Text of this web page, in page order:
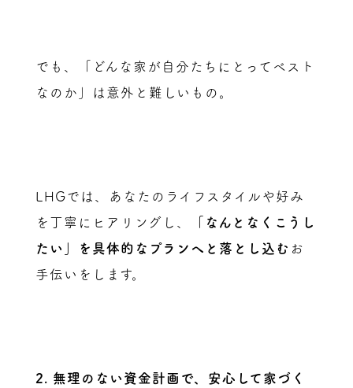
でも、「どんな家が自分たちにとってベスト
なのか」は意外と難しいもの。
LHGでは、あなたのライフスタイルや好み
を丁寧にヒアリングし、
「なんとなくこうし
たい」を具体的なプランへと落とし込む お
手伝いをします。
2. 無理のない資金計画で、安心して家づく